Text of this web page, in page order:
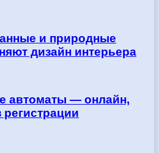
и природные
дизайн интерьера
автоматы — онлайн,
регистрации